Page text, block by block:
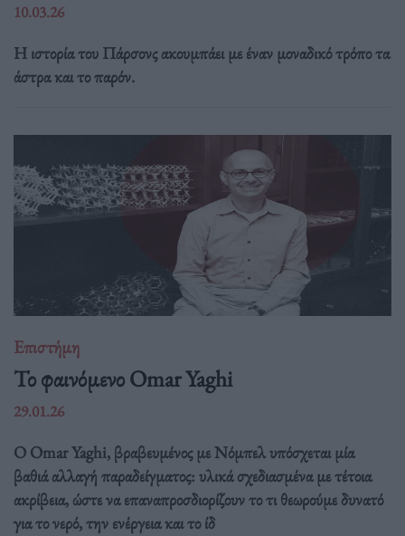
10.03.26
Η ιστορία του Πάρσονς ακουμπάει με έναν μοναδικό τρόπο τα
άστρα και το παρόν.
Επιστήμη
Το φαινόμενο Omar Yaghi
29.01.26
Ο Omar Yaghi, βραβευμένος με Νόμπελ υπόσχεται μία
βαθιά αλλαγή παραδείγματος: υλικά σχεδιασμένα με τέτοια
ακρίβεια, ώστε να επαναπροσδιορίζουν το τι θεωρούμε δυνατό
για το νερό, την ενέργεια και το ίδ